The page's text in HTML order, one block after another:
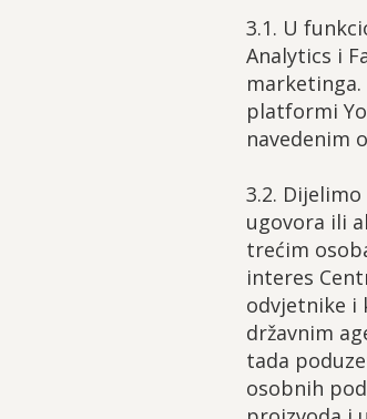
3.1. U
Analytics i
platformi
navedenim
3.2.
ugovora ili
trećim
interes
odvjetnike i
državnim
tada
osobnih